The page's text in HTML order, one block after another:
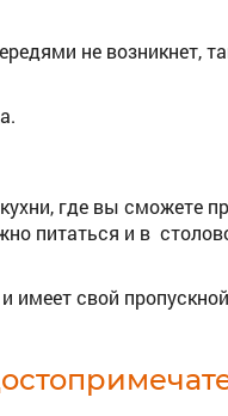
не возникнет,
где вы сможете
питаться и в
имеет свой